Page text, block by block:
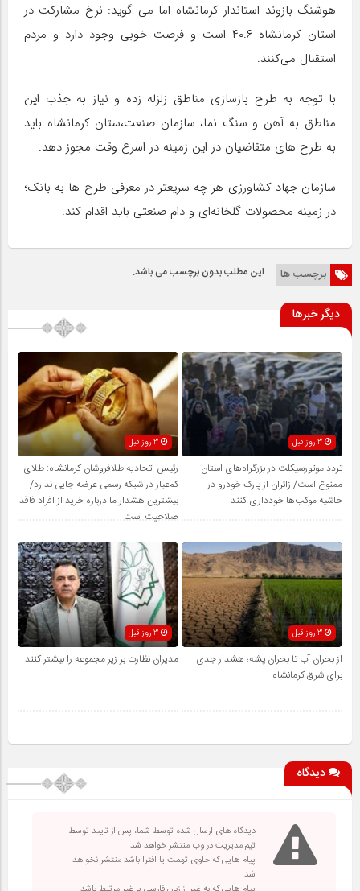
هوشنگ بازوند استاندار کرمانشاه اما می گوید: نرخ مشارکت در
استان کرمانشاه ۴۰.۶ است و فرصت خوبی وجود دارد و مردم
استقبال می‌کنند.
با توجه به طرح بازسازی مناطق زلزله زده و نیاز به جذب این
مناطق به آهن و سنگ نما، سازمان صنعت،ستان کرمانشاه باید
به طرح های متقاضیان در این زمینه در اسرع وقت مجوز دهد.
سازمان جهاد کشاورزی هر چه سریعتر در معرفی طرح ها به بانک؛
در زمینه محصولات گلخانه‌ای و دام صنعتی باید اقدام کند.
برچسب ها این مطلب بدون برچسب می باشد.
دیگر خبرها
3 روز قبل
تردد موتورسیکلت در بزرگراه‌های استان
ممنوع است/ زائران از پارک خودرو در
حاشیه موکب‌ها خودداری کنند
رئیس اتحادیه طلافروشان کرمانشاه: طلای
کم‌عیار در شبکه رسمی عرضه جایی ندارد/
بیشترین هشدار ما درباره خرید از افراد فاقد
صلاحیت است
3 روز قبل
از بحران آب تا بحران پشه؛ هشدار جدی
برای شرق کرمانشاه
مدیران نظارت بر زیر مجموعه را بیشتر کنند
دیدگاه
دیدگاه های ارسال شده توسط شما، پس از تایید توسط
تیم مدیریت در وب منتشر خواهد شد.
پیام هایی که حاوی تهمت یا افترا باشد منتشر نخواهد
شد.